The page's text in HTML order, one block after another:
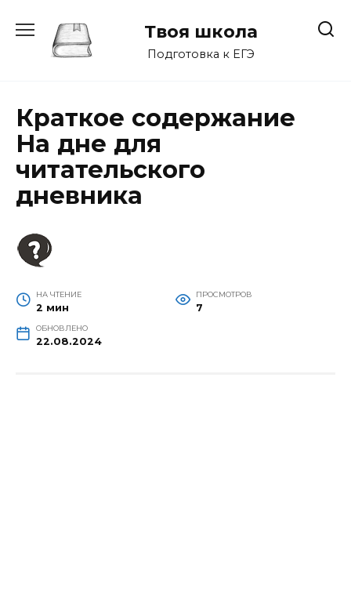
содержанию
Твоя школа
Подготовка к ЕГЭ
Краткое содержание
На дне для
читательского
дневника
НА ЧТЕНИЕ
2 мин
ПРОСМОТРОВ
7
ОБНОВЛЕНО
22.08.2024